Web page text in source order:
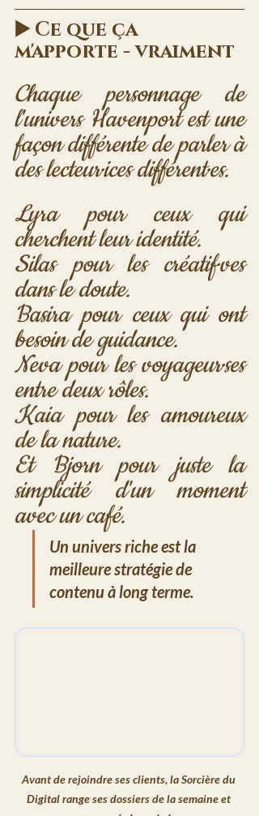
▶️ Ce que ça
m'apporte - vraiment
Chaque personnage de
l'univers Havenport est une
façon différente de parler à
des lecteur·ices différent·es.
Lyra pour ceux qui
cherchent leur identité.
Silas pour les créatif·ves
dans le doute.
Basira pour ceux qui ont
besoin de guidance.
Neva pour les voyageur·ses
entre deux rôles.
Kaia pour les amoureux
de la nature.
Et Bjorn pour juste la
simplicité d'un moment
avec un café.
Un univers riche est la
meilleure stratégie de
contenu à long terme.
Avant de rejoindre ses clients, la Sorcière du
Digital range ses dossiers de la semaine et